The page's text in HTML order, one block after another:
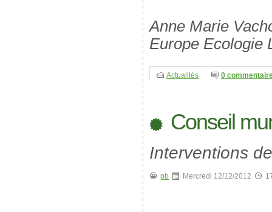
Anne Marie
Europe Ecologie
Actualités 0
Conseil
Interventions
pb Mercredi 12/12/2012